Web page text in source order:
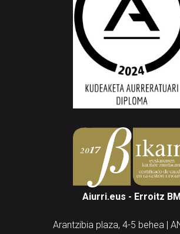
Aiurri.eus - Erroitz BM
Arantzibia plaza, 4-5 behea |